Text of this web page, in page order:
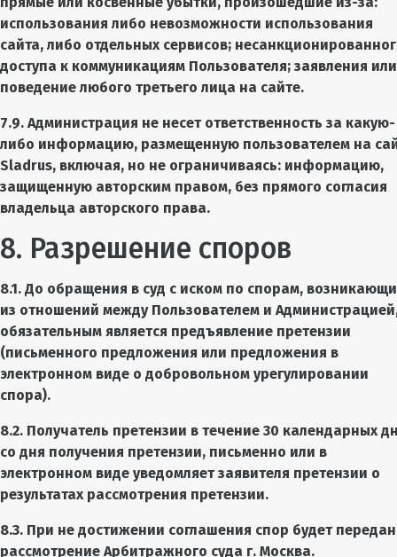
использования либо невозможности использования
сайта, либо отдельных сервисов;
доступа к коммуникациям Пользователя; заявления или
поведение любого третьего лица на сайте.
7.9. Администрация не несет ответственность за какую-
либо информацию, размещенную пользователем на
Sladrus, включая, но не ограничиваясь: информацию,
защищенную авторским правом, без прямого согласия
владельца авторского права.
8. Разрешение споров
8.1. До обращения в суд с иском по спорам,
из отношений между Пользователем и
обязательным является предъявление претензии
(письменного предложения или предложения в
электронном виде о добровольном урегулировании
спора).
8.2. Получатель претензии в течение 30 календарных
со дня получения претензии, письменно или в
электронном виде уведомляет заявителя претензии о
результатах рассмотрения претензии.
8.3. При не достижении соглашения спор будет
рассмотрение Арбитражного суда г. Москва.